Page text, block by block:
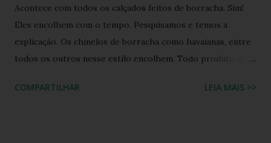
Acontece com todos os calçados feitos de borracha. Sim!
Eles encolhem com o tempo. Pesquisamos e temos a
explicação. Os chinelos de borracha como havaianas, entre
todos os outros nesse estilo encolhem. Todo produto que
tanto do calor quanto do frio, ou seja, durante o processo
COMPARTILHAR LEIA MAIS >>